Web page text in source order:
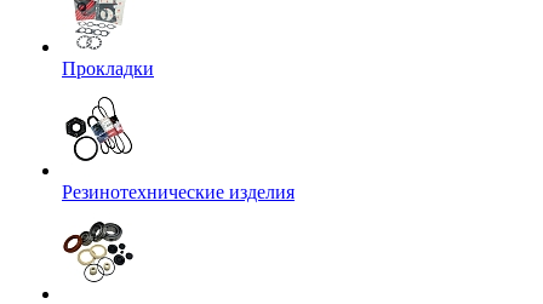
Прокладки
Резинотехнические изделия